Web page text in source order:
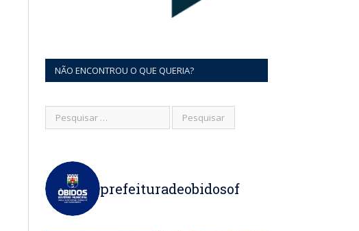
NÃO ENCONTROU O QUE QUERIA?
prefeituradeobidosof